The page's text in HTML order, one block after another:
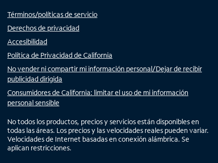
Términos/políticas de servicio
Derechos de privacidad
Accesibilidad
Política de Privacidad de California
No vender ni compartir mi información personal/Dejar de recibir
publicidad dirigida
Consumidores de California: limitar el uso de mi información
personal sensible
No todos los productos, precios y servicios están disponibles en
todas las áreas. Los precios y las velocidades reales pueden variar.
Velocidades de Internet basadas en conexión alámbrica. Se
aplican restricciones.